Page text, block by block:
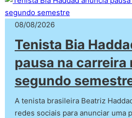
08/08/2026
Tenista Bia
pausa na carreira
segundo
A tenista brasileira Beatriz
redes sociais para anunciar uma